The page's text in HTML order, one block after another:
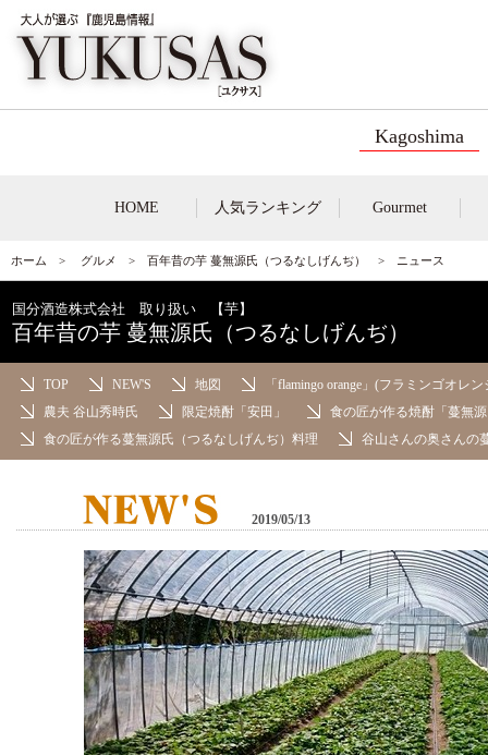
Kagoshima
HOME 人気ランキング Gourmet
ホーム > グルメ > 百年昔の芋 蔓無源氏（つるなしげんぢ） > ニュース
国分酒造株式会社 取り扱い 【芋】
百年昔の芋 蔓無源氏（つるなしげんぢ）
TOP NEW'S 地図
「flamingo orange」(フラミンゴオレン
農夫 谷山秀時氏
限定焼酎「安田」
食の匠が作る焼酎「蔓無
食の匠が作る蔓無源氏（つるなしげんぢ）料理
谷山さんの奥さんの
2019/05/13